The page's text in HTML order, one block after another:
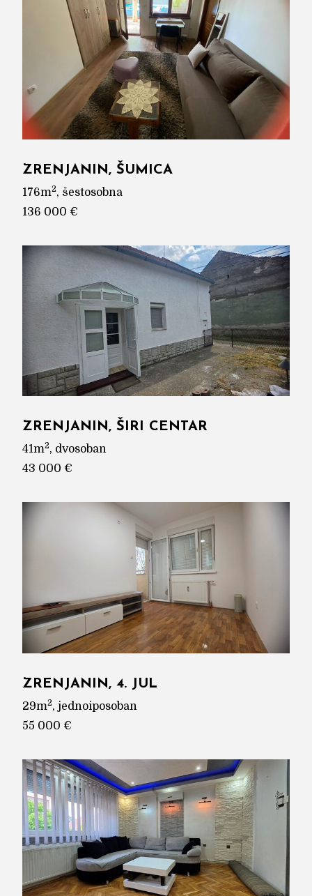
ZRENJANIN, ŠUMICA
176m2, šestosobna
136 000 €
ZRENJANIN, ŠIRI CENTAR
41m2, dvosoban
43 000 €
ZRENJANIN, 4. JUL
29m2, jednoiposoban
55 000 €